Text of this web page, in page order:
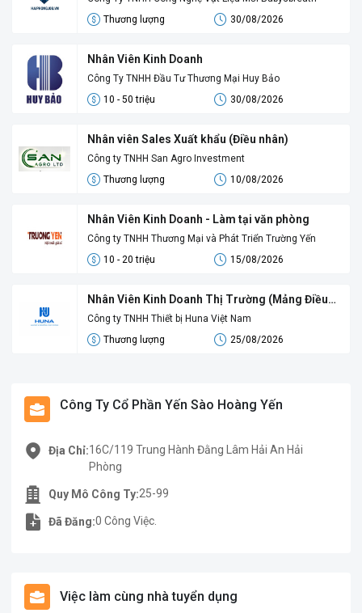
Thương lượng
30/08/2026
Nhân Viên Kinh Doanh
Công Ty TNHH Đầu Tư Thương Mại Huy Bảo
10 - 50 triệu
30/08/2026
Nhân viên Sales Xuất khẩu (Điều nhân)
Công ty TNHH San Agro Investment
Thương lượng
10/08/2026
Nhân Viên Kinh Doanh - Làm tại văn phòng
Công ty TNHH Thương Mại và Phát Triển Trường Yến
10 - 20 triệu
15/08/2026
Nhân Viên Kinh Doanh Thị Trường (Mảng Điều
Hòa Công Nghiệp)
Công ty TNHH Thiết bị Huna Việt Nam
Thương lượng
25/08/2026
Công Ty Cổ Phần Yến Sào Hoàng Yến
Địa Chỉ:16C/119 Trung Hành Đằng Lâm Hải An Hải
Phòng
Quy Mô Công Ty:25-99
Đã Đăng:0 Công Việc.
Việc làm cùng nhà tuyển dụng